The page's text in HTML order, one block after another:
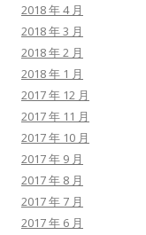
2018 年 4 月
2018 年 3 月
2018 年 2 月
2018 年 1 月
2017 年 12 月
2017 年 11 月
2017 年 10 月
2017 年 9 月
2017 年 8 月
2017 年 7 月
2017 年 6 月